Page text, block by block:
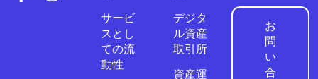
サービ
スとし
ての流
動性
デジタ
ル資産
取引所
資産運
お
問
い
合